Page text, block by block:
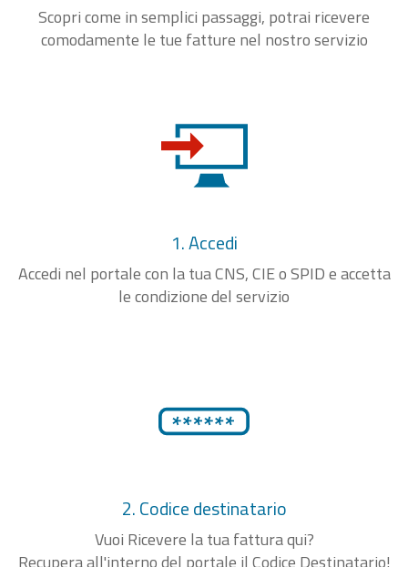
Scopri come in semplici passaggi, potrai ricevere
comodamente le tue fatture nel nostro servizio
1. Accedi
Accedi nel portale con la tua CNS, CIE o SPID e accetta
le condizione del servizio
2. Codice destinatario
Vuoi Ricevere la tua fattura qui?
Recupera all'interno del portale il Codice Destinatario!